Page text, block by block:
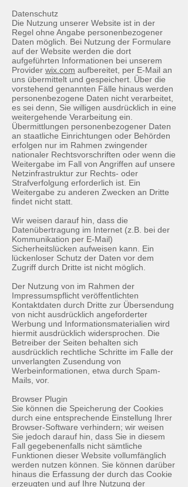
Datenschutz
Die Nutzung unserer Website ist in der
Regel ohne Angabe personenbezogener
Daten möglich. Bei Nutzung der Formulare
auf der Website werden die dort
aufgeführten Informationen bei unserem
Provider wix.com aufbereitet, per E-Mail an
uns übermittelt und gespeichert. Über die
vorstehend genannten Fälle hinaus werden
personenbezogene Daten nicht verarbeitet,
es sei denn, Sie willigen ausdrücklich in eine
weitergehende Verarbeitung ein.
Übermittlungen personenbezogener Daten
an staatliche Einrichtungen oder Behörden
erfolgen nur im Rahmen zwingender
nationaler Rechtsvorschriften oder wenn die
Weitergabe im Fall von Angriffen auf unsere
Netzinfrastruktur zur Rechts- oder
Strafverfolgung erforderlich ist. Ein
Weitergabe zu anderen Zwecken an Dritte
findet nicht statt.
Wir weisen darauf hin, dass die
Datenübertragung im Internet (z.B. bei der
Kommunikation per E-Mail)
Sicherheitslücken aufweisen kann. Ein
lückenloser Schutz der Daten vor dem
Zugriff durch Dritte ist nicht möglich.
Der Nutzung von im Rahmen der
Impressumspflicht veröffentlichten
Kontaktdaten durch Dritte zur Übersendung
von nicht ausdrücklich angeforderter
Werbung und Informationsmaterialien wird
hiermit ausdrücklich widersprochen. Die
Betreiber der Seiten behalten sich
ausdrücklich rechtliche Schritte im Falle der
unverlangten Zusendung von
Werbeinformationen, etwa durch Spam-
Mails, vor.
Browser Plugin
Sie können die Speicherung der Cookies
durch eine entsprechende Einstellung Ihrer
Browser-Software verhindern; wir weisen
Sie jedoch darauf hin, dass Sie in diesem
Fall gegebenenfalls nicht sämtliche
Funktionen dieser Website vollumfänglich
werden nutzen können. Sie können darüber
hinaus die Erfassung der durch das Cookie
erzeugten und auf Ihre Nutzung der